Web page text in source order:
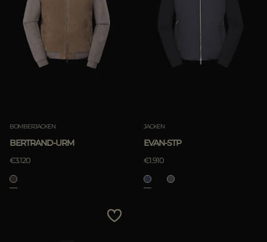
BOMBERJACKEN
BERTRAND-URM
€3.120
JACKEN
EVAN-STP
€1.910